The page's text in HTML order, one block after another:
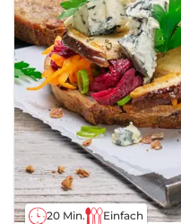
20 Min. Einfach